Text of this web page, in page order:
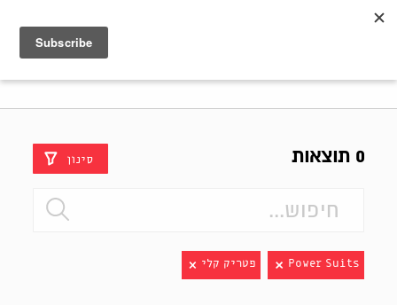
0 תוצאות סינון
Power Suits פטריק קלי